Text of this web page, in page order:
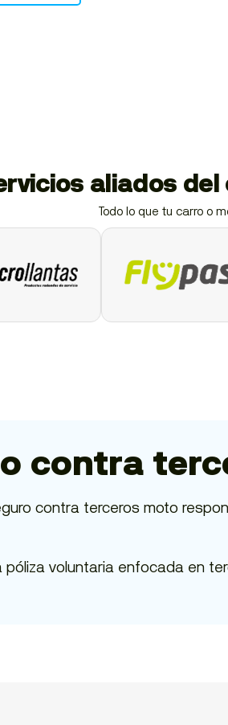
aliados
Todo lo que tu carro o
contra
contra terceros moto
voluntaria enfocada en